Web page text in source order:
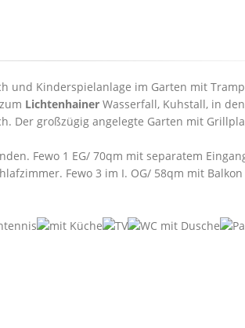
und Kinderspielanlage im Garten mit
Lichtenhainer Wasserfall, Kuhstall, in
Der großzügig angelegte Garten mit
Fewo 1 EG/ 70qm mit separatem
Fewo 3 im I. OG/ 58qm mit